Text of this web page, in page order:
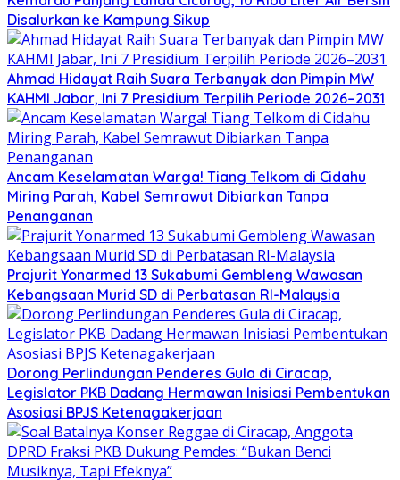
Disalurkan ke Kampung Sikup
Ahmad Hidayat Raih Suara Terbanyak dan Pimpin MW
KAHMI Jabar, Ini 7 Presidium Terpilih Periode 2026–2031
Ancam Keselamatan Warga! Tiang Telkom di Cidahu
Miring Parah, Kabel Semrawut Dibiarkan Tanpa
Penanganan
Prajurit Yonarmed 13 Sukabumi Gembleng Wawasan
Kebangsaan Murid SD di Perbatasan RI-Malaysia
Dorong Perlindungan Penderes Gula di Ciracap,
Legislator PKB Dadang Hermawan Inisiasi Pembentukan
Asosiasi BPJS Ketenagakerjaan